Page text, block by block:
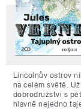
Lincolnův ostrov
na celém světě.
dobrodružství s
hlavně nejedno